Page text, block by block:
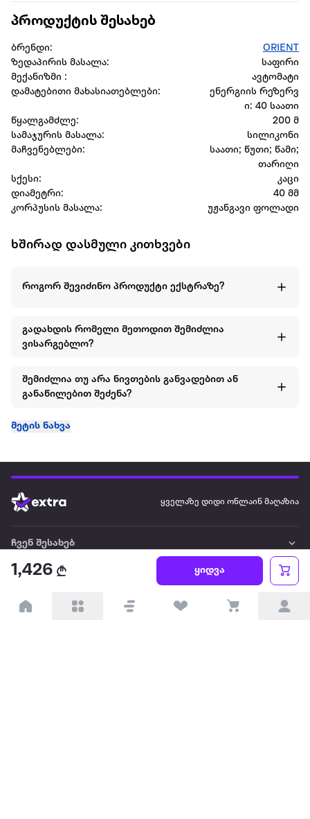
1,426 ყიდვა
პროდუქტის შესახებ
ბრენდი:
ORIENT
ზედაპირის მასალა:
საფირი
მექანიზმი :
ავტომატი
დამატებითი მახასიათებლები:
ენერგიის რეზერვ
ი: 40 საათი
წყალგამძლე:
200 მ
სამაჯურის მასალა:
სილიკონი
მაჩვენებლები:
საათი; წუთი; წამი;
თარიღი
სქესი:
კაცი
დიამეტრი:
40 მმ
კორპუსის მასალა:
უჟანგავი ფოლადი
ხშირად დასმული კითხვები
როგორ შევიძინო პროდუქტი ექსტრაზე?
გადახდის რომელი მეთოდით შემიძლია
ვისარგებლო?
შემიძლია თუ არა ნივთების განვადებით ან
განაწილებით შეძენა?
მეტის ნახვა
ყველაზე დიდი ონლაინ მაღაზია
ჩვენ შესახებ
წესები და პირობები
პარტნიორებისთვის